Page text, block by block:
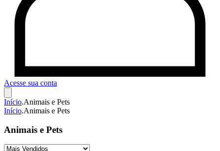
Acesse sua conta
Início.Animais e Pets
Início.Animais e Pets
Animais e Pets